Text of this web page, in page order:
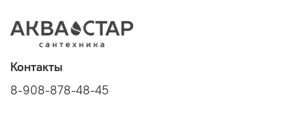
Контакты
8-908-878-48-45